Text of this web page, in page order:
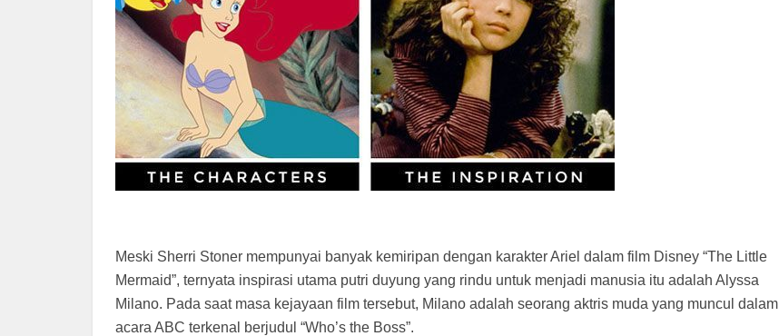
Meski Sherri Stoner mempunyai banyak kemiripan dengan karakter Ariel dalam film Disney “The Little
Mermaid”, ternyata inspirasi utama putri duyung yang rindu untuk menjadi manusia itu adalah Alyssa
Milano. Pada saat masa kejayaan film tersebut, Milano adalah seorang aktris muda yang muncul dalam
acara ABC terkenal berjudul “Who’s the Boss”.